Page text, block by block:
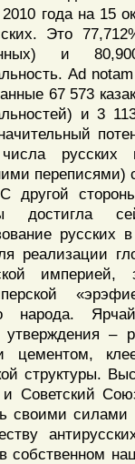
2010 года на 15
Это
и
Ad
67 573
и 3
русских
переписями)
стороны,
достигла
русских
реализации
народа.
утверждения –
цементом,
структуры.
Советский
своими силами
собственном